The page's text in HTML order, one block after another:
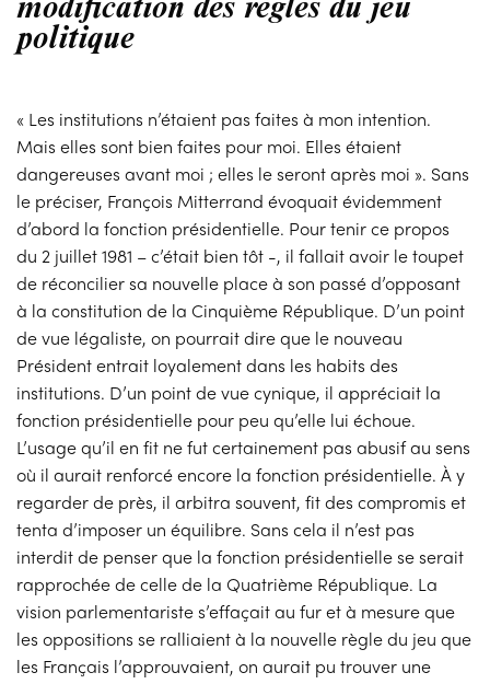
politique
« Les institutions n’étaient pas faites à mon intention.
Mais elles sont bien faites pour moi. Elles étaient
dangereuses avant moi ; elles le seront après moi ». Sans
le préciser, François Mitterrand évoquait évidemment
d’abord la fonction présidentielle. Pour tenir ce propos
du 2 juillet 1981 – c’était bien tôt -, il fallait avoir le toupet
de réconcilier sa nouvelle place à son passé d’opposant
à la constitution de la Cinquième République. D’un point
de vue légaliste, on pourrait dire que le nouveau
Président entrait loyalement dans les habits des
institutions. D’un point de vue cynique, il appréciait la
fonction présidentielle pour peu qu’elle lui échoue.
L’usage qu’il en fit ne fut certainement pas abusif au sens
où il aurait renforcé encore la fonction présidentielle. À y
regarder de près, il arbitra souvent, fit des compromis et
tenta d’imposer un équilibre. Sans cela il n’est pas
interdit de penser que la fonction présidentielle se serait
rapprochée de celle de la Quatrième République. La
vision parlementariste s’effaçait au fur et à mesure que
les oppositions se ralliaient à la nouvelle règle du jeu que
les Français l’approuvaient, on aurait pu trouver une